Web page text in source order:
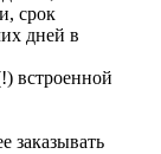
срок
дней в
встроенной
заказывать